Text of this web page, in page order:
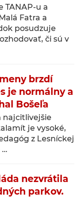
TANAP-u a
Fatra a
posudzuje
či sú v
brzdí
je normálny a
Bošeľa
najcitlivejšie
je vysoké,
z Lesníckej
…
nezvrátila
parkov.